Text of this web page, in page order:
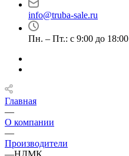
info@truba-sale.ru
Пн. – Пт.: с 9:00 до 18:00
Главная
—
О компании
—
Производители
—НЛМК